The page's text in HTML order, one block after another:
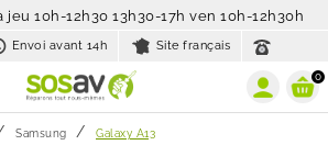
10h-12h30 13h30-17h ven 10h-12h30h
Envoi avant 14h Site français
0
Samsung Galaxy A13